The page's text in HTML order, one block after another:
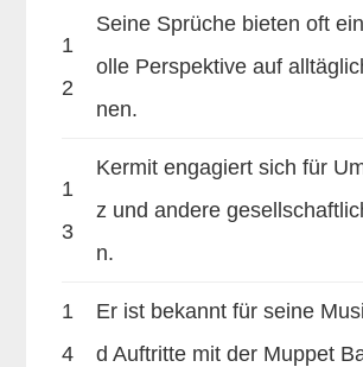
1
2
Seine Sprüche bieten oft
olle Perspektive auf
nen.
1
3
Kermit engagiert sich für
z und andere
n.
1
4
Er ist bekannt für seine
d Auftritte mit der Muppet